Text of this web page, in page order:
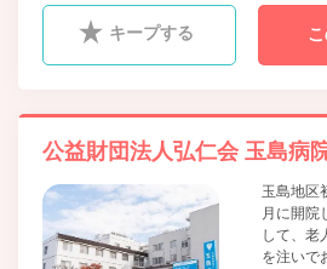
キープする
公益財団法人弘仁会 玉島病
玉島地区
月に開院
して、老
を注いで